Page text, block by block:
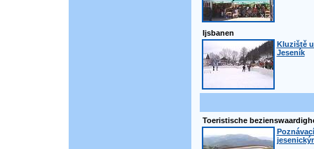
Ijsbanen
Kluziště
Jeseník
Toeristische